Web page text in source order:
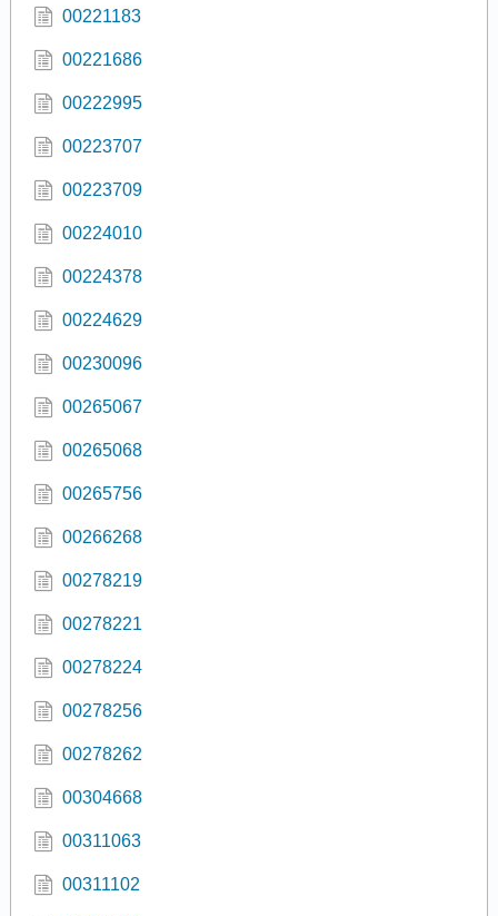
00221183
00221686
00222995
00223707
00223709
00224010
00224378
00224629
00230096
00265067
00265068
00265756
00266268
00278219
00278221
00278224
00278256
00278262
00304668
00311063
00311102